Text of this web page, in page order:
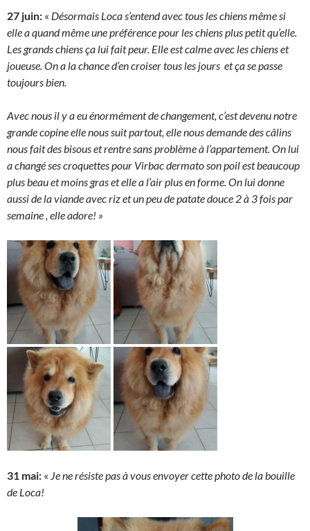
27 juin: « Désormais Loca s’entend avec tous les chiens même si
elle a quand même une préférence pour les chiens plus petit qu’elle.
Les grands chiens ça lui fait peur. Elle est calme avec les chiens et
joueuse. On a la chance d’en croiser tous les jours et ça se passe
toujours bien.
Avec nous il y a eu énormément de changement, c’est devenu notre
grande copine elle nous suit partout, elle nous demande des câlins
nous fait des bisous et rentre sans problème à l’appartement. On lui
a changé ses croquettes pour Virbac dermato son poil est beaucoup
plus beau et moins gras et elle a l’air plus en forme. On lui donne
aussi de la viande avec riz et un peu de patate douce 2 à 3 fois par
semaine , elle adore! »
31 mai: « Je ne résiste pas à vous envoyer cette photo de la bouille
de Loca!